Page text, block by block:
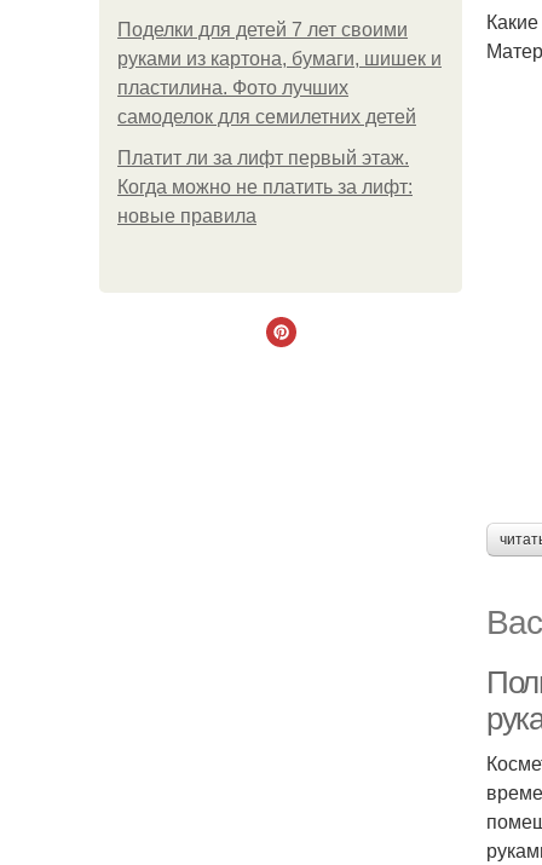
Поделки для детей 7 лет своими
руками из картона, бумаги, шишек и
пластилина. Фото лучших
самоделок для семилетних детей
Платит ли за лифт первый этаж.
Когда можно не платить за лифт:
новые правила